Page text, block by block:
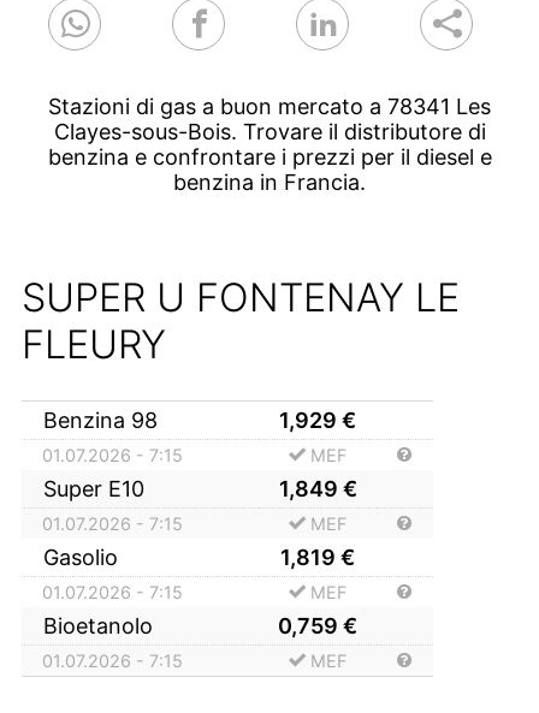
Stazioni di gas a buon mercato a 78341 Les
Clayes-sous-Bois. Trovare il distributore di
benzina e confrontare i prezzi per il diesel e
benzina in Francia.
SUPER U FONTENAY LE
FLEURY
Benzina 98 1,929 €
01.07.2026 - 7:15 MEF
Super E10 1,849 €
01.07.2026 - 7:15 MEF
Gasolio 1,819 €
01.07.2026 - 7:15 MEF
Bioetanolo 0,759 €
01.07.2026 - 7:15 MEF